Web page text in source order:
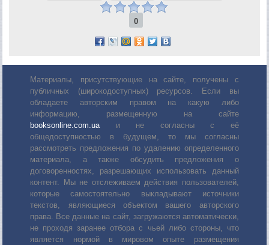
0
Материалы, присутствующие на сайте, получены с
публичных (широкодоступных) ресурсов. Если вы
обладаете авторским правом на какую либо
информацию, размещенную на сайте
booksonline.com.ua и не согласны с её
общедоступностью в будущем, то мы согласны
рассмотреть предложения по удалению определенного
материала, а также обсудить предложения о
договоренностях, разрешающих использовать данный
контент. Мы не отслеживаем действия пользователей,
которые самостоятельно выкладывают источники
текстов, являющиеся объектом вашего авторского
права. Все данные на сайт, загружаются автоматически,
не проходя заранее отбора с чьей либо стороны, что
является нормой в мировом опыте размещения